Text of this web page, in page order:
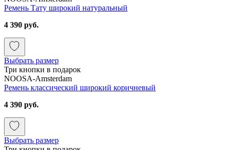
Ремень Тату широкий натуральный
4 390 руб.
Выбрать размер
Три кнопки в подарок
NOOSA-Amsterdam
Ремень классический широкий коричневый
4 390 руб.
Выбрать размер